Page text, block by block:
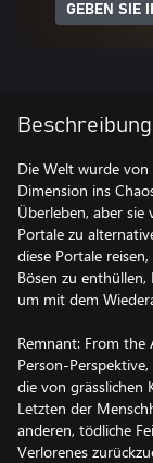
GEBEN SIE
Beschreibung
Die Welt wurde
Dimension ins
Überleben, aber
Portale zu
diese Portale
Bösen zu enthüllen,
um mit dem
Remnant: From the
Person-
die von grässlichen
Letzten der
anderen, tödliche
Verlorenes